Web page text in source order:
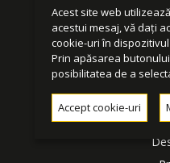
Acest site web
acestui mesaj, vă dați
cookie-uri în
Prin apăsarea butonului
posibilitatea de a
Accept cookie-uri